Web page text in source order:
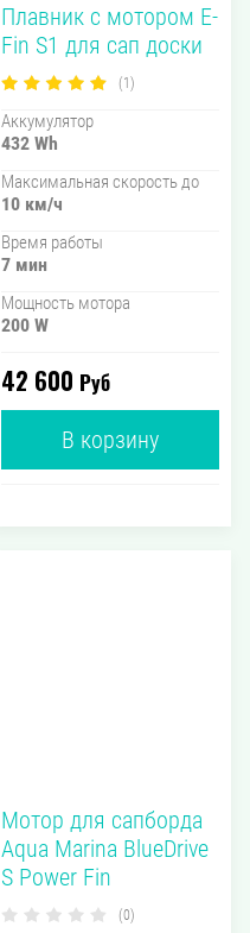
Плавник с мотором E-
Fin S1 для сап доски
(1)
Аккумулятор
432 Wh
Максимальная скорость до
10 км/ч
Время работы
7 мин
Мощность мотора
200 W
42 600 Руб
В корзину
Мотор для сапборда
Aqua Marina BlueDrive
S Power Fin
(0)